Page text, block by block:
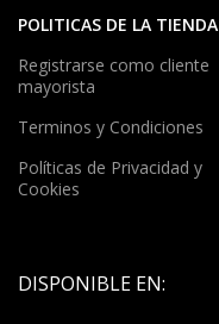
POLITICAS DE LA TIENDA
Registrarse como cliente
mayorista
Terminos y Condiciones
Políticas de Privacidad y
Cookies
DISPONIBLE EN: